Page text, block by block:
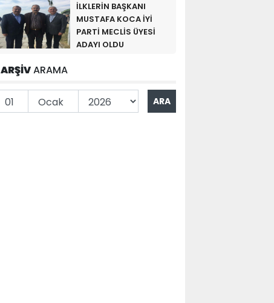
İLKLERİN BAŞKANI
MUSTAFA KOCA İYİ
PARTİ MECLİS ÜYESİ
ADAYI OLDU
ARŞİVARAMA